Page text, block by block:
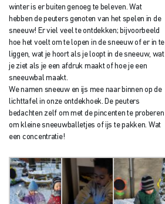
winter is er buiten genoeg te beleven. Wat
hebben de peuters genoten van het spelen in de
sneeuw! Er viel veel te ontdekken; bijvoorbeeld
hoe het voelt om te lopen in de sneeuw of er in te
liggen, wat je hoort als je loopt in de sneeuw, wat
je ziet als je een afdruk maakt of hoe je een
sneeuwbal maakt.
We namen sneeuw en ijs mee naar binnen op de
lichttafel in onze ontdekhoek. De peuters
bedachten zelf om met de pincenten te proberen
om kleine sneeuwballetjes of ijs te pakken. Wat
een concentratie!